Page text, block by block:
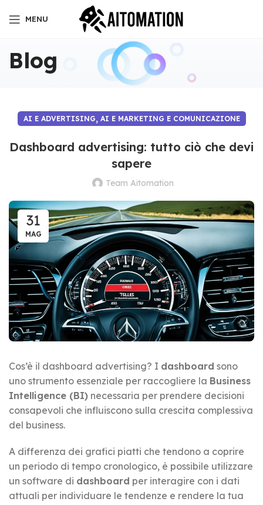
MENU
Blog
AI E ADVERTISING, AI E MARKETING E COMUNICAZIONE
Dashboard advertising: tutto ciò che devi
sapere
Team Aitomation
31
MAG
Cos’è il dashboard advertising? I dashboard sono
uno strumento essenziale per raccogliere la Business
Intelligence (BI) necessaria per prendere decisioni
consapevoli che influiscono sulla crescita complessiva
del business.
A differenza dei grafici piatti che tendono a coprire
un periodo di tempo cronologico, è possibile utilizzare
un software di dashboard per interagire con i dati
attuali per individuare le tendenze e rendere la tua